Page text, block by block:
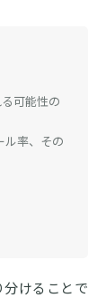
けることで
可能性の
ル率、その